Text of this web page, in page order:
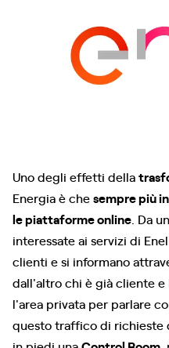
Uno degli effetti della
Energia è chesempre più
le piattaforme online . Da
interessate ai servizi di
clienti e si informano
dall'altro chi è già cliente
l'area privata per parlare
questo traffico di richieste